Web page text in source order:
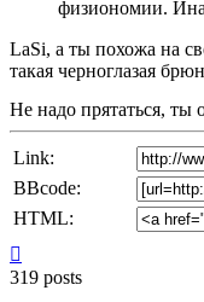
физиономии.
LaSi, а ты похожа на
такая черноглазая
Не надо прятаться, ты
Link:
BBcode:
HTML:
319 posts